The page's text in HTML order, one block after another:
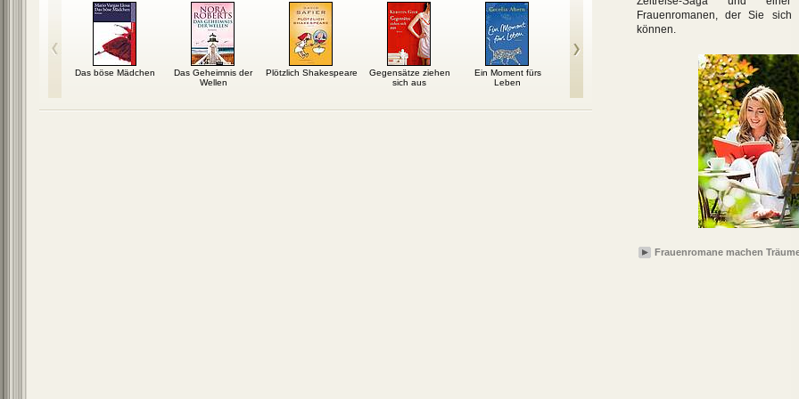
Das böse Mädchen
Das Geheimnis der
Wellen
Plötzlich Shakespeare
Gegensätze ziehen
sich aus
Ein Moment fürs
Leben
Der Engelsbaum Aus
Frauenromanen, der Sie sich
können.
Frauenromane machen